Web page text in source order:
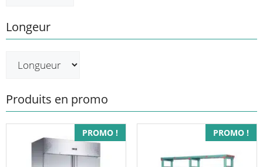
Longeur
Produits en promo
PROMO ! PROMO !